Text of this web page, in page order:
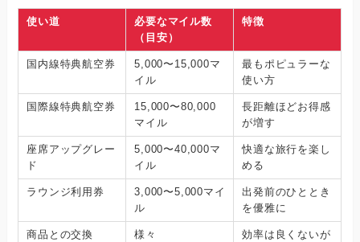
使い道
必要なマイル数
（目安）
特徴
国内線特典航空券
5,000〜15,000マ
イル
最もポピュラーな
使い方
国際線特典航空券
15,000〜80,000
マイル
長距離ほどお得感
が増す
座席アップグレー
ド
5,000〜40,000マ
イル
快適な旅行を楽し
める
ラウンジ利用券
3,000〜5,000マイ
ル
出発前のひととき
を優雅に
商品との交換 様々
効率は良くないが